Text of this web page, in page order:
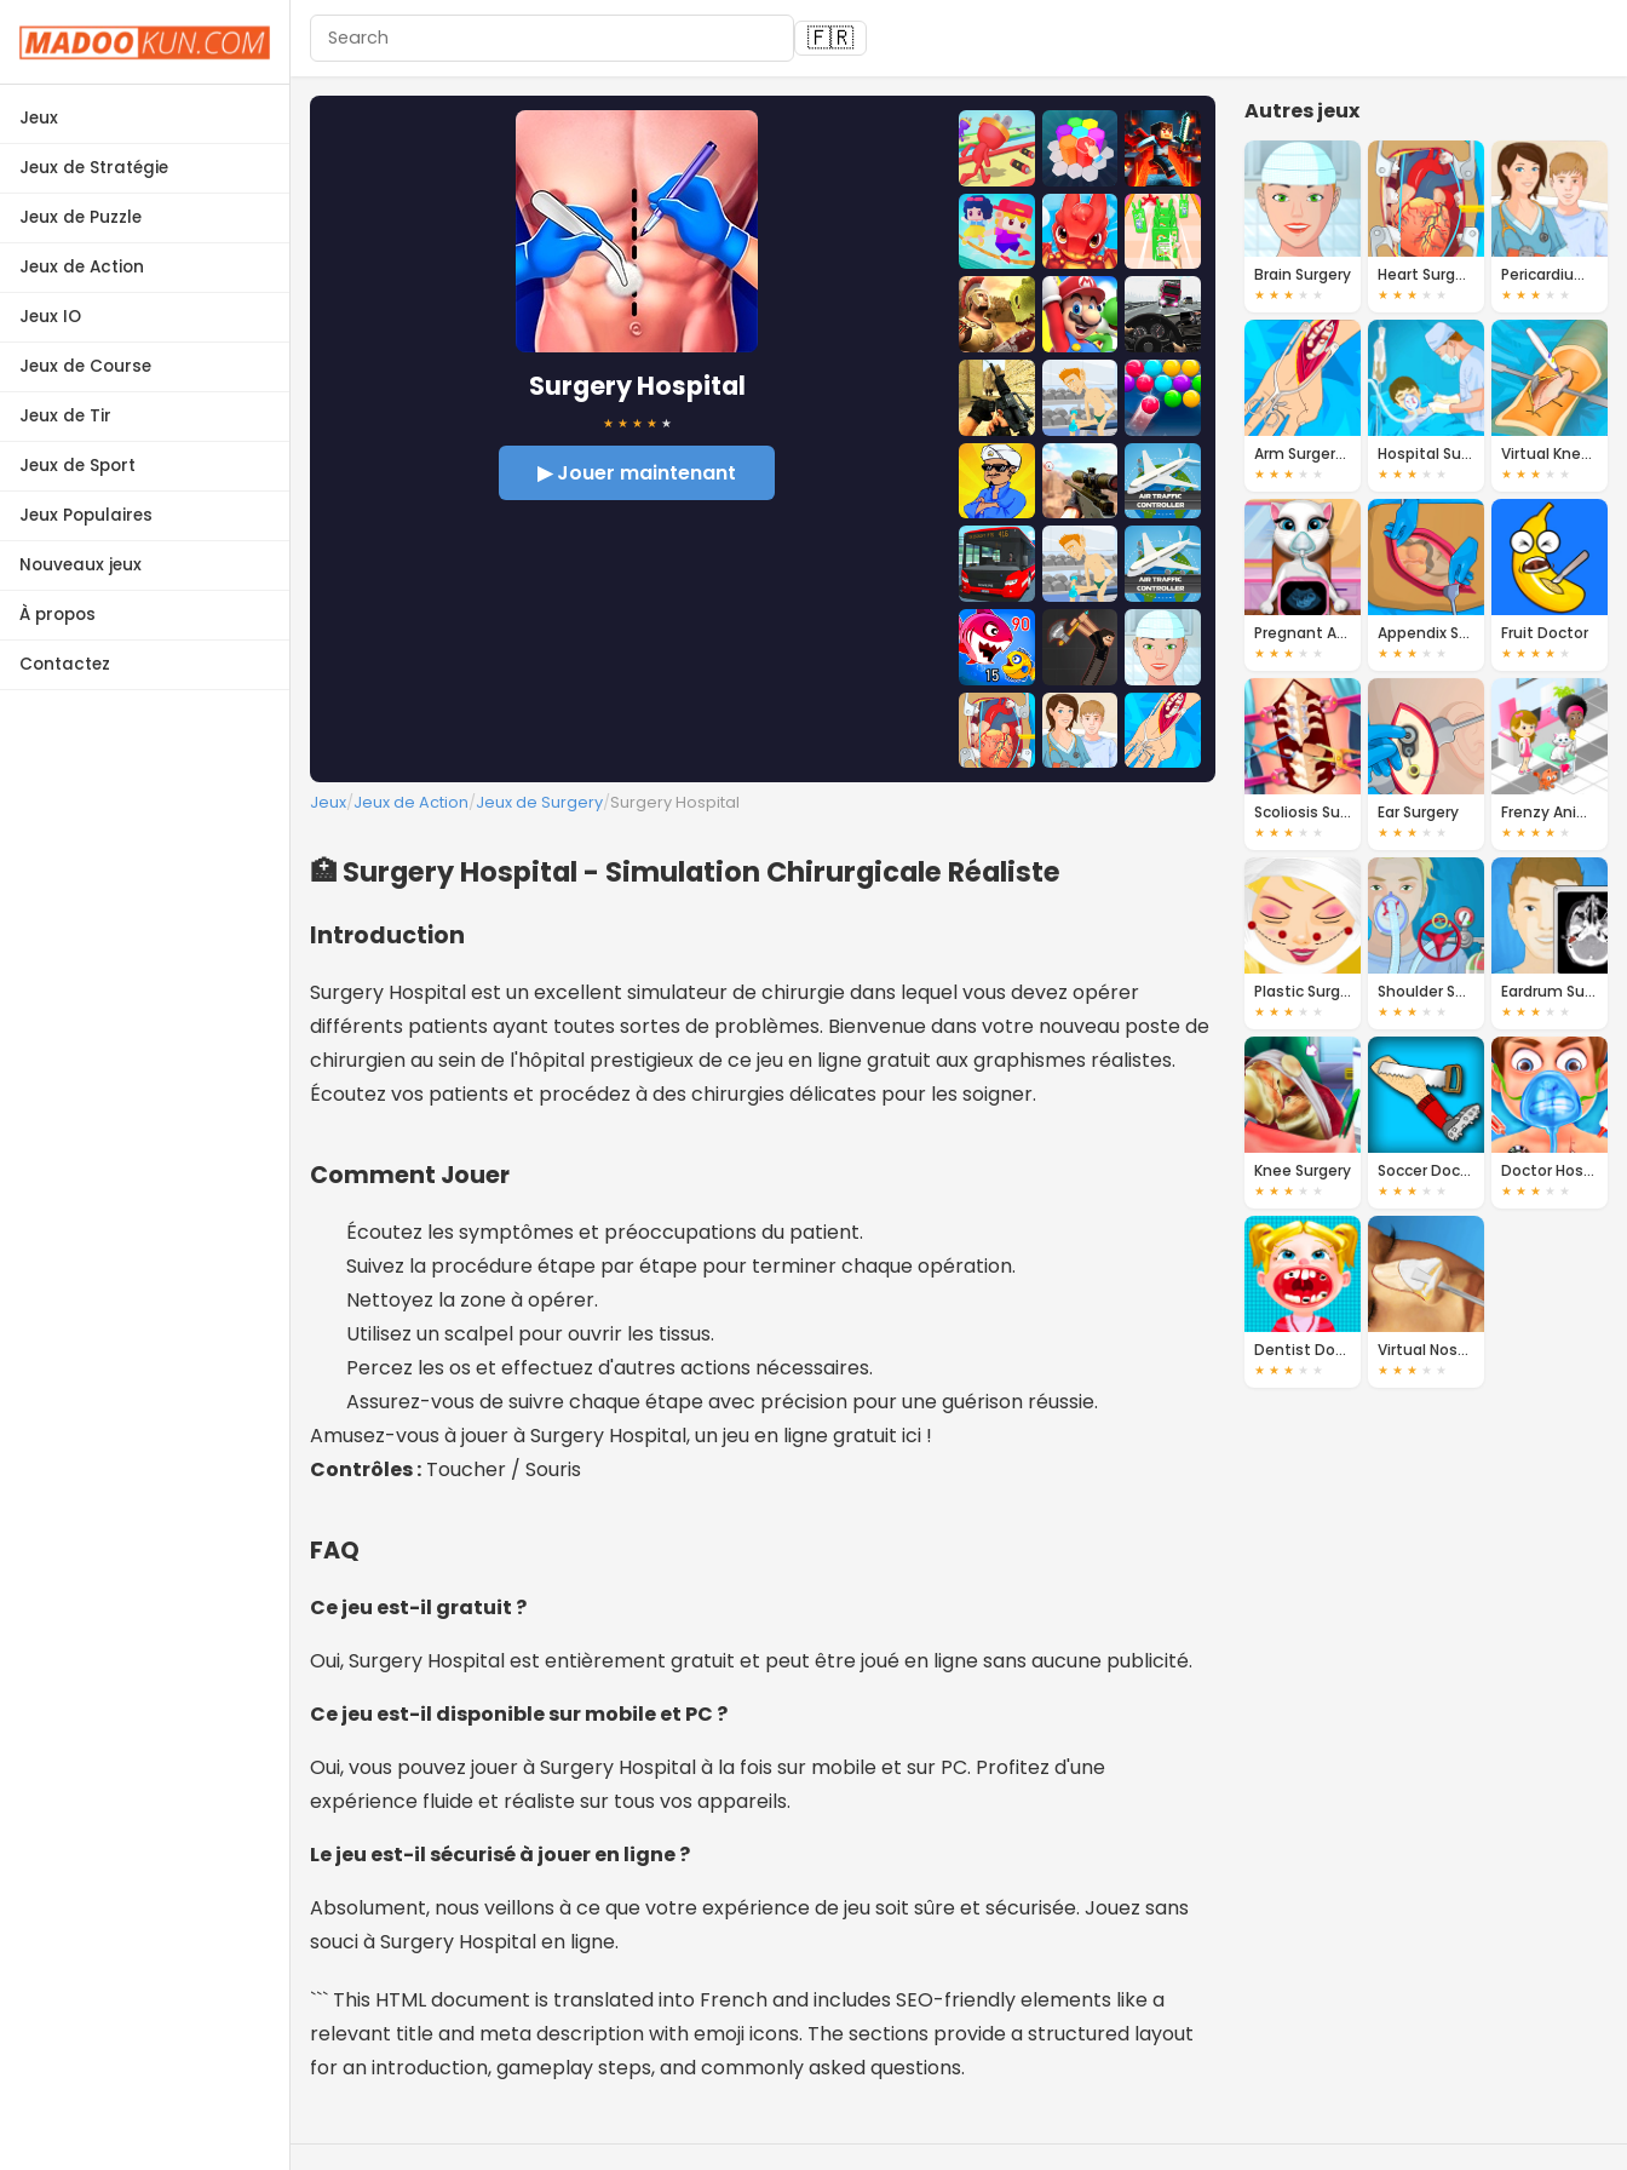
Jeux
Jeux de Stratégie
Jeux de Puzzle
Jeux de Action
Jeux IO
Jeux de Course
Jeux de Tir
Jeux de Sport
Jeux Populaires
Nouveaux jeux
À propos
Contactez
🇫🇷
Surgery Hospital
★ ★ ★ ★ ★
▶ Jouer maintenant
Jeux/Jeux de Action/Jeux de Surgery/Surgery Hospital
🏥 Surgery Hospital - Simulation Chirurgicale Réaliste
Introduction
Surgery Hospital est un excellent simulateur de chirurgie dans lequel vous devez opérer
différents patients ayant toutes sortes de problèmes. Bienvenue dans votre nouveau poste de
chirurgien au sein de l'hôpital prestigieux de ce jeu en ligne gratuit aux graphismes réalistes.
Écoutez vos patients et procédez à des chirurgies délicates pour les soigner.
Comment Jouer
Écoutez les symptômes et préoccupations du patient.
Suivez la procédure étape par étape pour terminer chaque opération.
Nettoyez la zone à opérer.
Utilisez un scalpel pour ouvrir les tissus.
Percez les os et effectuez d'autres actions nécessaires.
Assurez-vous de suivre chaque étape avec précision pour une guérison réussie.
Amusez-vous à jouer à Surgery Hospital, un jeu en ligne gratuit ici !
Contrôles : Toucher / Souris
FAQ
Ce jeu est-il gratuit ?
Oui, Surgery Hospital est entièrement gratuit et peut être joué en ligne sans aucune publicité.
Ce jeu est-il disponible sur mobile et PC ?
Oui, vous pouvez jouer à Surgery Hospital à la fois sur mobile et sur PC. Profitez d'une
expérience fluide et réaliste sur tous vos appareils.
Le jeu est-il sécurisé à jouer en ligne ?
Absolument, nous veillons à ce que votre expérience de jeu soit sûre et sécurisée. Jouez sans
souci à Surgery Hospital en ligne.
``` This HTML document is translated into French and includes SEO-friendly elements like a
relevant title and meta description with emoji icons. The sections provide a structured layout
for an introduction, gameplay steps, and commonly asked questions.
Autres jeux
Brain Surgery
★ ★ ★ ★ ★
Heart Surgery
★ ★ ★ ★ ★
Pericardium Surgery
★ ★ ★ ★ ★
Arm Surgery 2
★ ★ ★ ★ ★
Hospital Surgeon
★ ★ ★ ★ ★
Virtual Knee Surgery
★ ★ ★ ★ ★
Pregnant Angela Ambulance
★ ★ ★ ★ ★
Appendix Surgery
★ ★ ★ ★ ★
Fruit Doctor
★ ★ ★ ★ ★
Scoliosis Surgery
★ ★ ★ ★ ★
Ear Surgery
★ ★ ★ ★ ★
Frenzy Animal Clinic
★ ★ ★ ★ ★
Plastic Surgery
★ ★ ★ ★ ★
Shoulder Surgery
★ ★ ★ ★ ★
Eardrum Surgery
★ ★ ★ ★ ★
Knee Surgery
★ ★ ★ ★ ★
Soccer Doctor
★ ★ ★ ★ ★
Doctor Hospital
★ ★ ★ ★ ★
Dentist Doctor Teeth
★ ★ ★ ★ ★
Virtual Nose Job Surgery
★ ★ ★ ★ ★